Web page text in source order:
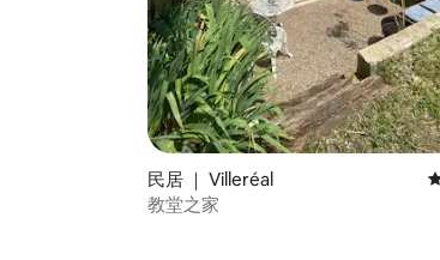
民居 ｜ Villeréal
教堂之家